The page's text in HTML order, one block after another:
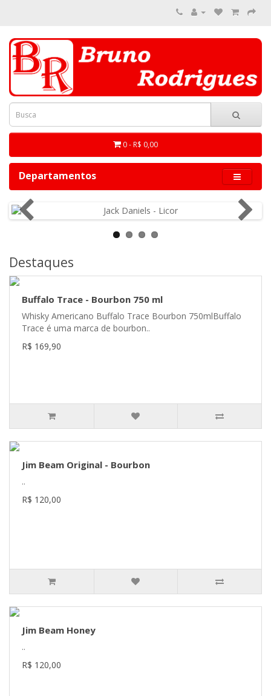
0 - R$ 0,00
Departamentos
Destaques
Buffalo Trace - Bourbon 750 ml
Whisky Americano Buffalo Trace Bourbon 750mlBuffalo
Trace é uma marca de bourbon..
R$ 169,90
Jim Beam Original - Bourbon
..
R$ 120,00
Jim Beam Honey
..
R$ 120,00